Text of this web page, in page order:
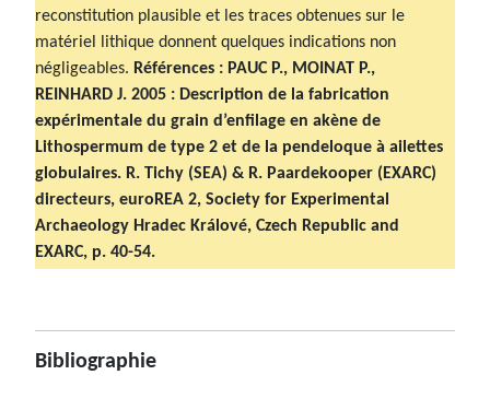
reconstitution plausible et les traces obtenues sur le
matériel lithique donnent quelques indications non
négligeables. Références : PAUC P., MOINAT P.,
REINHARD J. 2005 : Description de la fabrication
expérimentale du grain d’enfilage en akène de
Lithospermum de type 2 et de la pendeloque à ailettes
globulaires. R. Tichy (SEA) & R. Paardekooper (EXARC)
directeurs, euroREA 2, Society for Experimental
Archaeology Hradec Králové, Czech Republic and
EXARC, p. 40-54.
Bibliographie